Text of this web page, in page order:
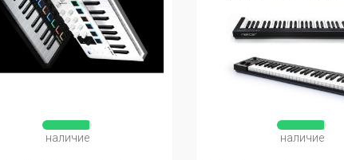
наличие наличие